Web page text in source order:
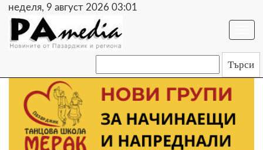
неделя, 9 август 2026 03:01